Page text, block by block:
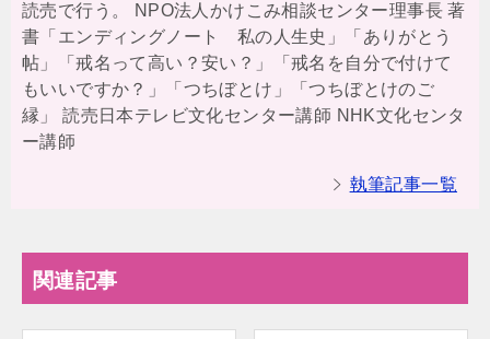
読売で行う。 NPO法人かけこみ相談センター理事長 著
書「エンディングノート 私の人生史」「ありがとう
帖」「戒名って高い？安い？」「戒名を自分で付けて
もいいですか？」「つちぼとけ」「つちぼとけのご
縁」 読売日本テレビ文化センター講師 NHK文化センタ
ー講師
執筆記事一覧
関連記事